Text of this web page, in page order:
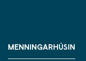
MENNINGARHÚSIN